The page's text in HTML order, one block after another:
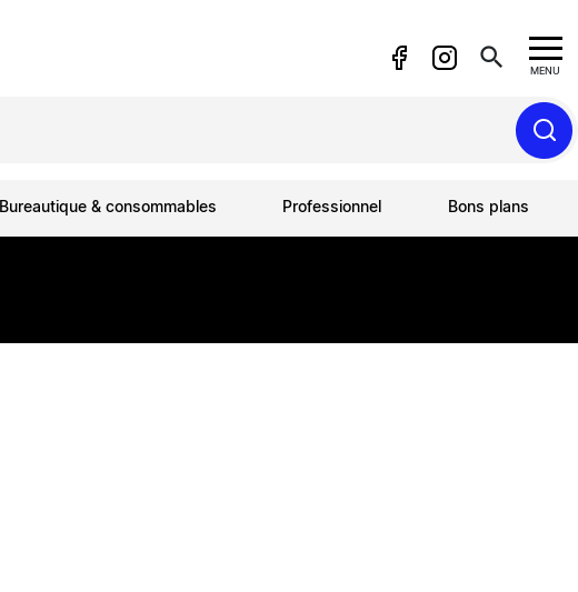
search MENU
Bureautique & consommables Professionnel Bons plans